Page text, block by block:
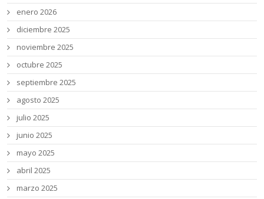
enero 2026
diciembre 2025
noviembre 2025
octubre 2025
septiembre 2025
agosto 2025
julio 2025
junio 2025
mayo 2025
abril 2025
marzo 2025